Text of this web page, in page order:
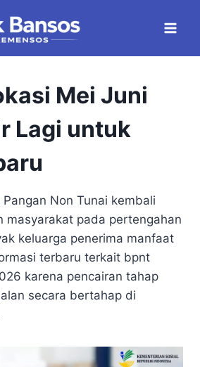
Mei Juni
Lagi untuk
Non Tunai kembali
masyarakat pada pertengahan
keluarga penerima manfaat
terbaru terkait bpnt
karena pencairan tahap
secara bertahap di